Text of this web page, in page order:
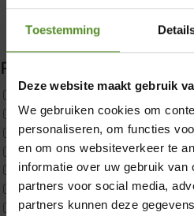
Toestemming
Deze website maakt gebruik
We gebruiken cookies om
personaliseren, om functies
en om ons websiteverkeer te
informatie over uw gebruik van
partners voor social media,
partners kunnen deze
Filter producten
Uncategorized
2x p650 1pers
Custom
CustomBoxspring
ErkendMatras 1 Pers
ErkendMatras 2 Pers
ErkendMatras twijfelaar